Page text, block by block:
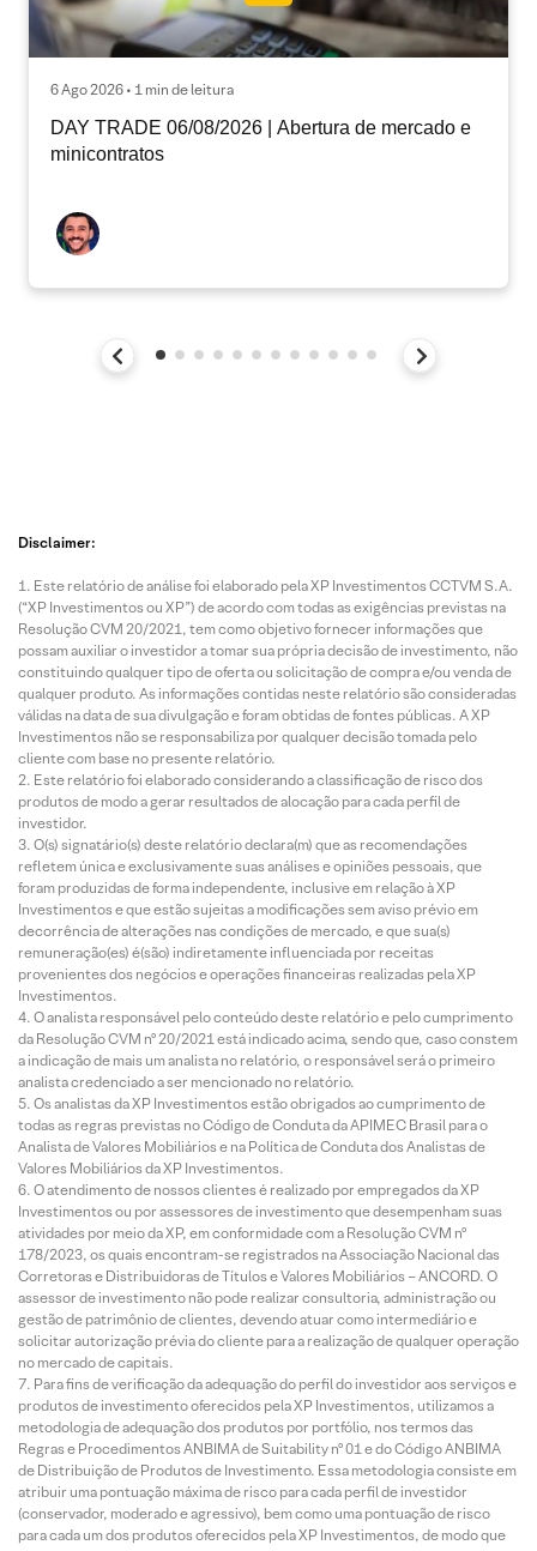
6 Ago 2026 • 1 min de leitura
DAY TRADE 06/08/2026 | Abertura de mercado e
minicontratos
Disclaimer:
Este relatório de análise foi elaborado pela XP Investimentos CCTVM S.A.
(“XP Investimentos ou XP”) de acordo com todas as exigências previstas na
Resolução CVM 20/2021, tem como objetivo fornecer informações que
possam auxiliar o investidor a tomar sua própria decisão de investimento, não
constituindo qualquer tipo de oferta ou solicitação de compra e/ou venda de
qualquer produto. As informações contidas neste relatório são consideradas
válidas na data de sua divulgação e foram obtidas de fontes públicas. A XP
Investimentos não se responsabiliza por qualquer decisão tomada pelo
cliente com base no presente relatório.
Este relatório foi elaborado considerando a classificação de risco dos
produtos de modo a gerar resultados de alocação para cada perfil de
investidor.
O(s) signatário(s) deste relatório declara(m) que as recomendações
refletem única e exclusivamente suas análises e opiniões pessoais, que
foram produzidas de forma independente, inclusive em relação à XP
Investimentos e que estão sujeitas a modificações sem aviso prévio em
decorrência de alterações nas condições de mercado, e que sua(s)
remuneração(es) é(são) indiretamente influenciada por receitas
provenientes dos negócios e operações financeiras realizadas pela XP
Investimentos.
O analista responsável pelo conteúdo deste relatório e pelo cumprimento
da Resolução CVM nº 20/2021 está indicado acima, sendo que, caso constem
a indicação de mais um analista no relatório, o responsável será o primeiro
analista credenciado a ser mencionado no relatório.
Os analistas da XP Investimentos estão obrigados ao cumprimento de
todas as regras previstas no Código de Conduta da APIMEC Brasil para o
Analista de Valores Mobiliários e na Política de Conduta dos Analistas de
Valores Mobiliários da XP Investimentos.
O atendimento de nossos clientes é realizado por empregados da XP
Investimentos ou por assessores de investimento que desempenham suas
atividades por meio da XP, em conformidade com a Resolução CVM nº
178/2023, os quais encontram-se registrados na Associação Nacional das
Corretoras e Distribuidoras de Títulos e Valores Mobiliários – ANCORD. O
assessor de investimento não pode realizar consultoria, administração ou
gestão de patrimônio de clientes, devendo atuar como intermediário e
solicitar autorização prévia do cliente para a realização de qualquer operação
no mercado de capitais.
Para fins de verificação da adequação do perfil do investidor aos serviços e
produtos de investimento oferecidos pela XP Investimentos, utilizamos a
metodologia de adequação dos produtos por portfólio, nos termos das
Regras e Procedimentos ANBIMA de Suitability nº 01 e do Código ANBIMA
de Distribuição de Produtos de Investimento. Essa metodologia consiste em
atribuir uma pontuação máxima de risco para cada perfil de investidor
(conservador, moderado e agressivo), bem como uma pontuação de risco
para cada um dos produtos oferecidos pela XP Investimentos, de modo que